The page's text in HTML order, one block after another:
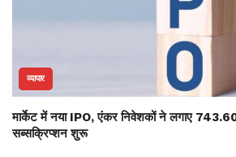
व्यापार
मार्केट में नया IPO, एंकर निवेशकों ने लगाए
सब्सक्रिप्शन शुरू